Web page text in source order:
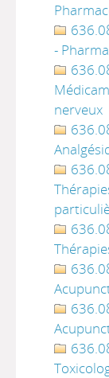
-
nerveux